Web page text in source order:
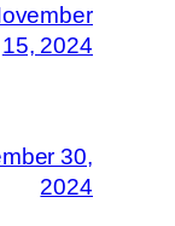
15, 2024
30,
2024